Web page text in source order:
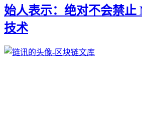
始人表示：绝对不会禁止
技术